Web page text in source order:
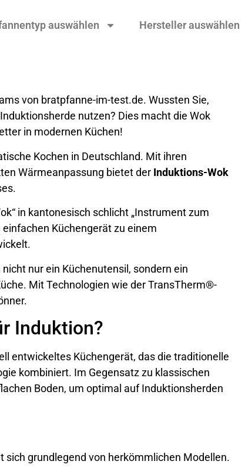
auswählen Hersteller auswählen
von bratpfanne-im-test.de. Wussten Sie,
nutzen? Dies macht die Wok
in modernen Küchen!
Kochen in Deutschland. Mit ihren
Wärmeanpassung bietet der Induktions-Wok
in kantonesisch schlicht „Instrument zum
Küchengerät zu einem
nur ein Küchenutensil, sondern ein
Mit Technologien wie der TransTherm®-
Induktion?
entwickeltes Küchengerät, das die traditionelle
kombiniert. Im Gegensatz zu klassischen
Boden, um optimal auf Induktionsherden
sich grundlegend von herkömmlichen Modellen.